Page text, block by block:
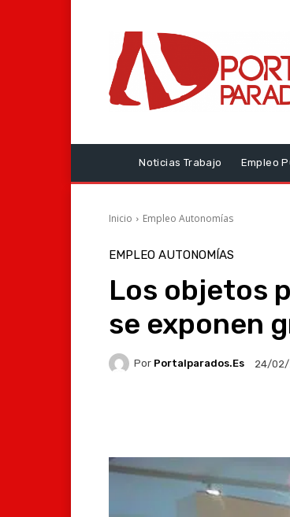
Noticias Trabajo Empleo
Inicio Empleo Autonomías
EMPLEO AUTONOMÍAS
Los objetos
se exponen
Por Portalparados.es 24/02/